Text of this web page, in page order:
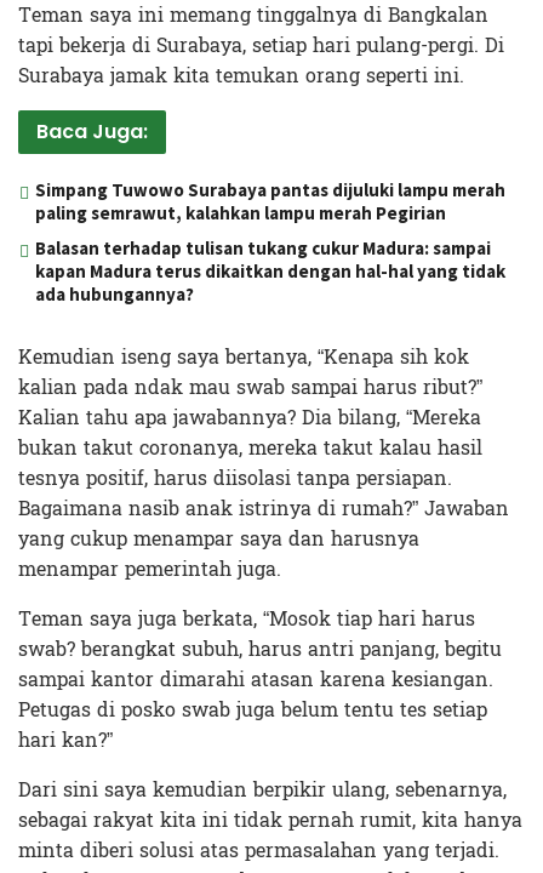
Teman saya ini memang tinggalnya di Bangkalan
tapi bekerja di Surabaya, setiap hari pulang-pergi. Di
Surabaya jamak kita temukan orang seperti ini.
Baca Juga:
Simpang Tuwowo Surabaya pantas dijuluki lampu merah
paling semrawut, kalahkan lampu merah Pegirian
Balasan terhadap tulisan tukang cukur Madura: sampai
kapan Madura terus dikaitkan dengan hal-hal yang tidak
ada hubungannya?
Kemudian iseng saya bertanya, “Kenapa sih kok
kalian pada ndak mau swab sampai harus ribut?”
Kalian tahu apa jawabannya? Dia bilang, “Mereka
bukan takut coronanya, mereka takut kalau hasil
tesnya positif, harus diisolasi tanpa persiapan.
Bagaimana nasib anak istrinya di rumah?” Jawaban
yang cukup menampar saya dan harusnya
menampar pemerintah juga.
Teman saya juga berkata, “Mosok tiap hari harus
swab? berangkat subuh, harus antri panjang, begitu
sampai kantor dimarahi atasan karena kesiangan.
Petugas di posko swab juga belum tentu tes setiap
hari kan?”
Dari sini saya kemudian berpikir ulang, sebenarnya,
sebagai rakyat kita ini tidak pernah rumit, kita hanya
minta diberi solusi atas permasalahan yang terjadi.